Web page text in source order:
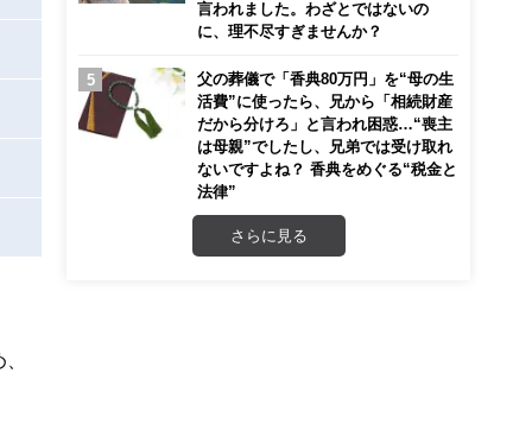
言われました。わざとではないの
に、理不尽すぎませんか？
父の葬儀で「香典80万円」を“母の生
活費”に使ったら、兄から「相続財産
だから分けろ」と言われ困惑…“喪主
は母親”でしたし、兄弟では受け取れ
ないですよね？ 香典をめぐる“税金と
法律”
さらに見る